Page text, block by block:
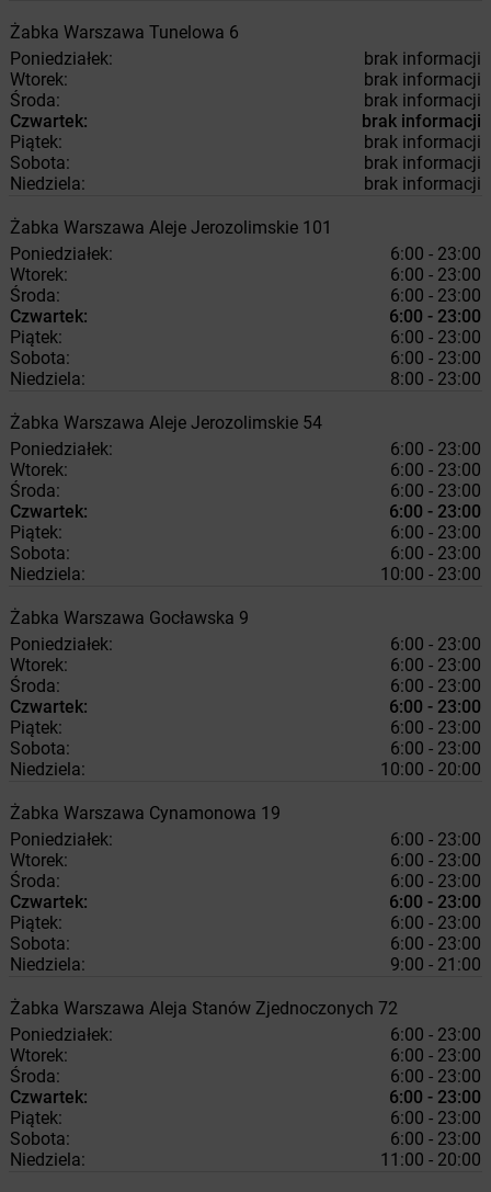
Żabka Warszawa Tunelowa 6
Poniedziałek:
brak informacji
Wtorek:
brak informacji
Środa:
brak informacji
Czwartek:
brak informacji
Piątek:
brak informacji
Sobota:
brak informacji
Niedziela:
brak informacji
Żabka Warszawa Aleje Jerozolimskie 101
Poniedziałek:
6:00 - 23:00
Wtorek:
6:00 - 23:00
Środa:
6:00 - 23:00
Czwartek:
6:00 - 23:00
Piątek:
6:00 - 23:00
Sobota:
6:00 - 23:00
Niedziela:
8:00 - 23:00
Żabka Warszawa Aleje Jerozolimskie 54
Poniedziałek:
6:00 - 23:00
Wtorek:
6:00 - 23:00
Środa:
6:00 - 23:00
Czwartek:
6:00 - 23:00
Piątek:
6:00 - 23:00
Sobota:
6:00 - 23:00
Niedziela:
10:00 - 23:00
Żabka Warszawa Gocławska 9
Poniedziałek:
6:00 - 23:00
Wtorek:
6:00 - 23:00
Środa:
6:00 - 23:00
Czwartek:
6:00 - 23:00
Piątek:
6:00 - 23:00
Sobota:
6:00 - 23:00
Niedziela:
10:00 - 20:00
Żabka Warszawa Cynamonowa 19
Poniedziałek:
6:00 - 23:00
Wtorek:
6:00 - 23:00
Środa:
6:00 - 23:00
Czwartek:
6:00 - 23:00
Piątek:
6:00 - 23:00
Sobota:
6:00 - 23:00
Niedziela:
9:00 - 21:00
Żabka Warszawa Aleja Stanów Zjednoczonych 72
Poniedziałek:
6:00 - 23:00
Wtorek:
6:00 - 23:00
Środa:
6:00 - 23:00
Czwartek:
6:00 - 23:00
Piątek:
6:00 - 23:00
Sobota:
6:00 - 23:00
Niedziela:
11:00 - 20:00